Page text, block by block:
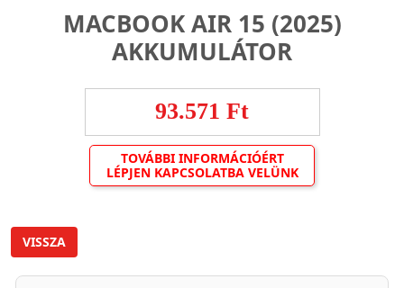
MACBOOK AIR 15 (2025)
AKKUMULÁTOR
93.571 Ft
TOVÁBBI INFORMÁCIÓÉRT
LÉPJEN KAPCSOLATBA VELÜNK
VISSZA